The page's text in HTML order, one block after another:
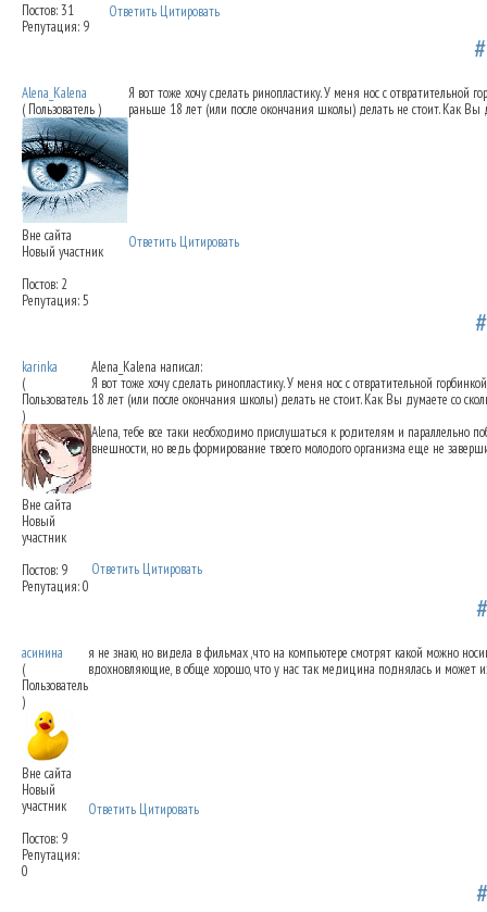
Постов: 31
Репутация: 9
Ответить Цитировать
Alena_Kalena
( Пользователь )
Вне сайта
Новый участник
Постов: 2
Репутация: 5
Я вот тоже хочу сделать ринопластику. У меня нос с отвратительной
раньше 18 лет (или после окончания школы) делать не стоит. Как
Ответить Цитировать
karinka
(
Пользователь
)
Вне сайта
Новый
участник
Постов: 9
Репутация: 0
Alena_Kalena написал:
Я вот тоже хочу сделать ринопластику. У меня нос с отвратительной
18 лет (или после окончания школы) делать не стоит. Как Вы думаете со
Alena, тебе все таки необходимо прислушаться к родителям и параллельно
внешности, но ведь формирование твоего молодого организма еще не
Ответить Цитировать
асинина
(
Пользователь
)
Вне сайта
Новый
участник
Постов: 9
Репутация:
0
я не знаю, но видела в фильмах ,что на компьютере смотрят какой можно
вдохновляющие, в обще хорошо, что у нас так медицина поднялась и может
Ответить Цитировать